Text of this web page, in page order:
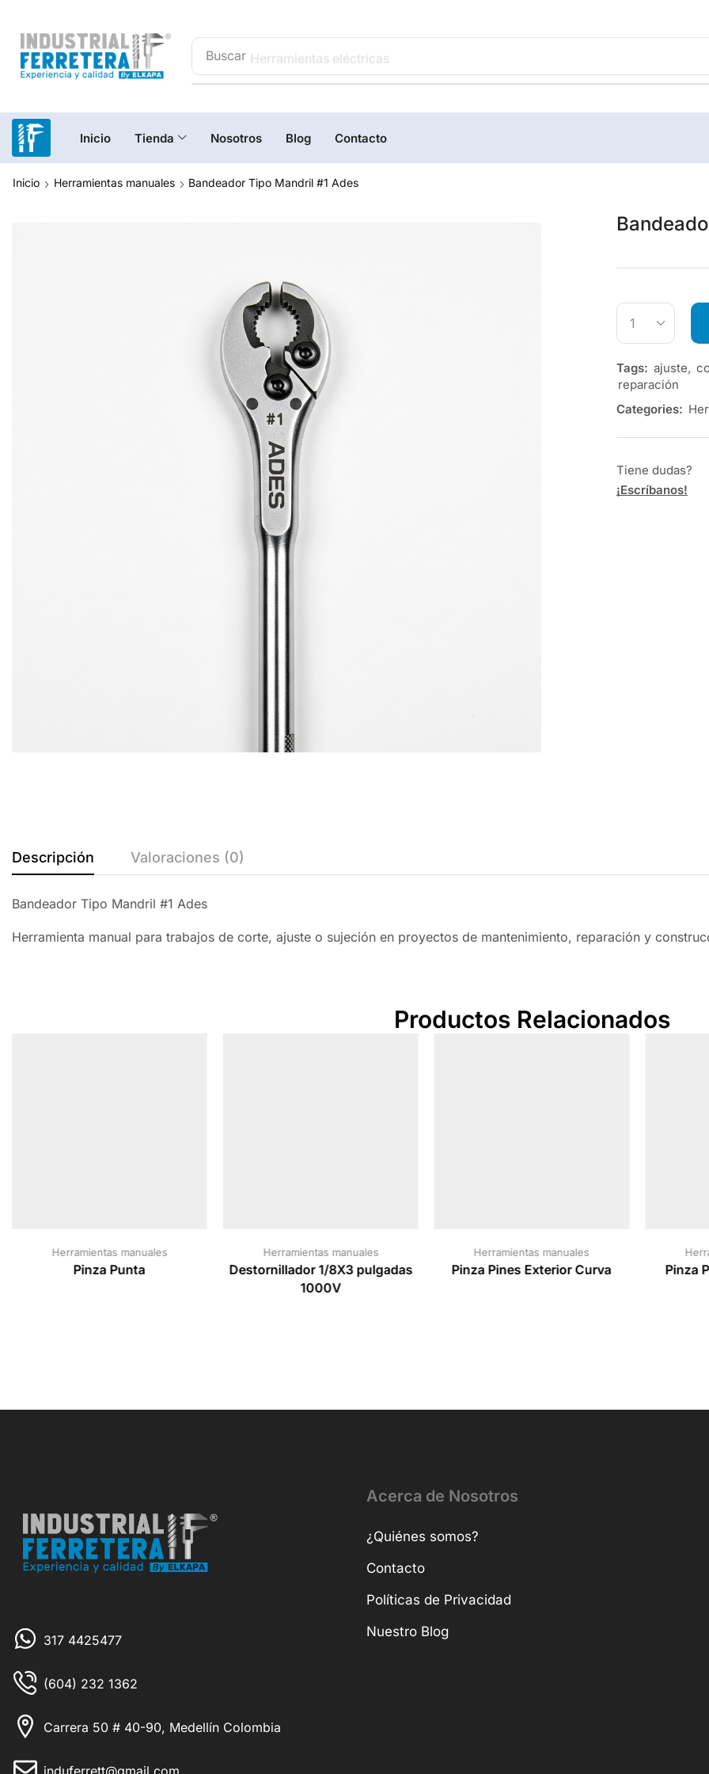
Buscar Herramientas eléctricas
Inicio Tienda Nosotros Blog Contacto
Inicio Herramientas manuales Bandeador Tipo Mandril #1 Ades
Tags: ajuste,
reparación
Categories:
Tiene dudas?
¡Escríbanos!
Descripción Valoraciones (0)
Bandeador Tipo Mandril #1 Ades
Herramienta manual para trabajos de corte, ajuste o sujeción en proyectos de mantenimiento, reparación y
Productos Relacionados
Herramientas manuales
Pinza Punta
Herramientas manuales
Destornillador 1/8X3 pulgadas
1000V
Herramientas manuales
Pinza Pines Exterior Curva Pinza
317 4425477
(604) 232 1362
Carrera 50 # 40-90, Medellín Colombia
induferrett@gmail.com
Acerca de Nosotros
¿Quiénes somos?
Contacto
Políticas de Privacidad
Nuestro Blog